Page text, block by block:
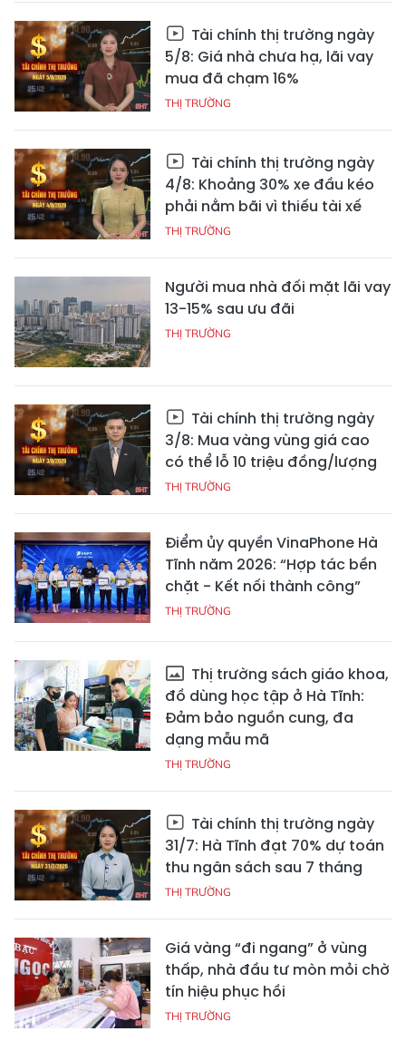
Tài chính thị trường ngày
5/8: Giá nhà chưa hạ, lãi vay
mua đã chạm 16%
THỊ TRƯỜNG
Tài chính thị trường ngày
4/8: Khoảng 30% xe đầu kéo
phải nằm bãi vì thiếu tài xế
THỊ TRƯỜNG
Người mua nhà đối mặt lãi vay
13-15% sau ưu đãi
THỊ TRƯỜNG
Tài chính thị trường ngày
3/8: Mua vàng vùng giá cao
có thể lỗ 10 triệu đồng/lượng
THỊ TRƯỜNG
Điểm ủy quyền VinaPhone Hà
Tĩnh năm 2026: “Hợp tác bền
chặt - Kết nối thành công”
THỊ TRƯỜNG
Thị trường sách giáo khoa,
đồ dùng học tập ở Hà Tĩnh:
Đảm bảo nguồn cung, đa
dạng mẫu mã
THỊ TRƯỜNG
Tài chính thị trường ngày
31/7: Hà Tĩnh đạt 70% dự toán
thu ngân sách sau 7 tháng
THỊ TRƯỜNG
Giá vàng “đi ngang” ở vùng
thấp, nhà đầu tư mòn mỏi chờ
tín hiệu phục hồi
THỊ TRƯỜNG